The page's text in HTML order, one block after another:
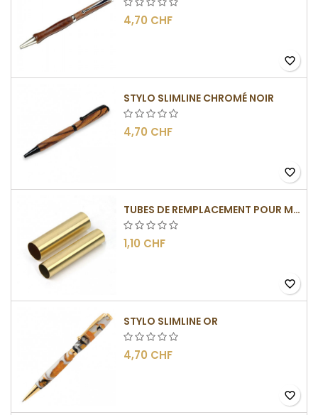
4,70 CHF
favorite_border
STYLO SLIMLINE CHROMÉ NOIR
4,70 CHF
favorite_border
TUBES DE REMPLACEMENT POUR MÉCANISME SLIMLINE
1,10 CHF
favorite_border
STYLO SLIMLINE OR
4,70 CHF
favorite_border